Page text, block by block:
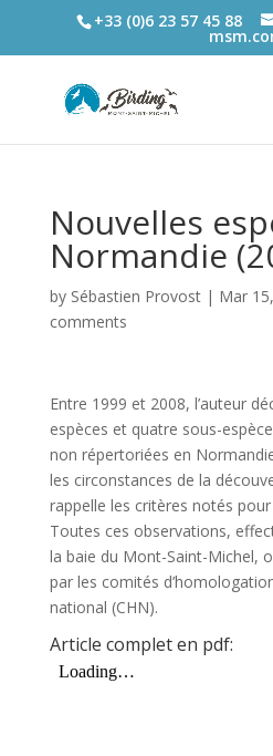
+33 (0)6 23 57 45 88
Nouvelles
Normandie
by Sébastien Provost| Mar
comments
Entre 1999 et 2008, l’auteur
espèces et quatre sous-
non répertoriées en
les circonstances de la
rappelle les critères notés
Toutes ces observations,
la baie du Mont-Saint-Michel,
par les comités
national (CHN).
Article complet en pdf: